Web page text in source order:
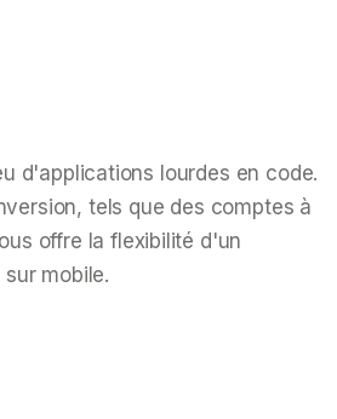
d'applications lourdes en code.
tels que des comptes à
offre la flexibilité d'un
mobile.